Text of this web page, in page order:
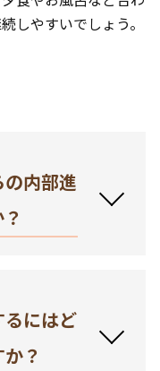
しやすいでしょう。
内部進
にはど
？